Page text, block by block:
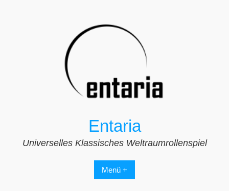
Entaria
Universelles Klassisches Weltraumrollenspiel
Menü +